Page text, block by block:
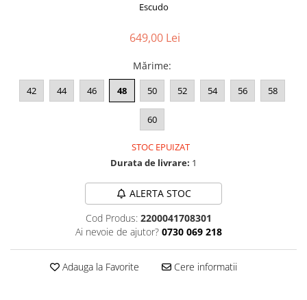
Escudo
649,00 Lei
Mărime:
42 44 46 48 50 52 54 56 58
60
STOC EPUIZAT
Durata de livrare: 1
ALERTA STOC
Cod Produs: 2200041708301
Ai nevoie de ajutor? 0730 069 218
Adauga la Favorite Cere informatii